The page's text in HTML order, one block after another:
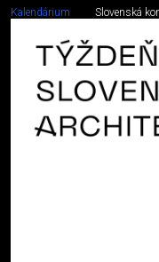
Kalendárium Slovenská